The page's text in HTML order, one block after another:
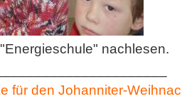
nachlesen.
für den Johanniter-